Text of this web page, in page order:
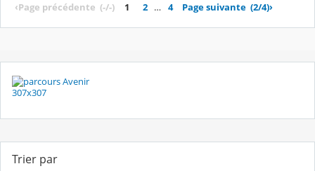
‹Page précédente (-/-) 1 2 … 4 Page suivante (2/4)›
Trier par